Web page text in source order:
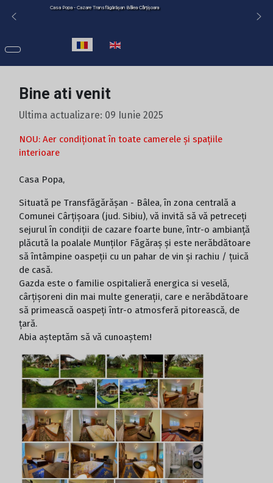
Casa Popa - Cazare Transfăgărășan Bâlea Cârțișoara
Casa Popa - Accommodation Transfagarasan Balea Cartisoara
Selectați limba dvs
Bine ati venit
Ultima actualizare: 09 Iunie 2025
NOU: Aer condiționat în toate camerele și spațiile
interioare
Casa Popa,
Situată pe Transfăgărășan - Bâlea, în zona centrală a
Comunei Cârțișoara (jud. Sibiu), vă invită să vă petreceți
sejurul în condiții de cazare foarte bune, într-o ambianță
plăcută la poalale Munților Făgăraș și este nerăbdătoare
să întâmpine oaspeții cu un pahar de vin și rachiu / țuică
de casă.
Gazda este o familie ospitalieră energica si veselă,
cârțișoreni din mai multe generații, care e nerăbdătoare
să primească oaspeți într-o atmosferă pitorească, de
țară.
Abia așteptăm să vă cunoaștem!